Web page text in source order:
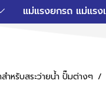
แม่แรงยกรถ แม่แรง
หรับสระว่ายน้ำ ปั๊มต่างๆ